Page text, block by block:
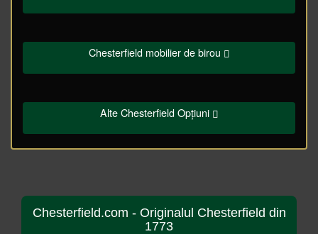
Chesterfield mobilier de birou
Alte Chesterfield Opțiuni
Chesterfield.com - Originalul Chesterfield din
1773